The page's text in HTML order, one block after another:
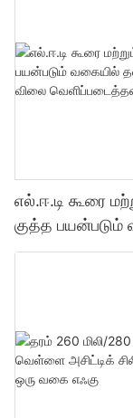
எல்.ஈ.டி கூரை
குத்த பயன்படும்
மில்லி